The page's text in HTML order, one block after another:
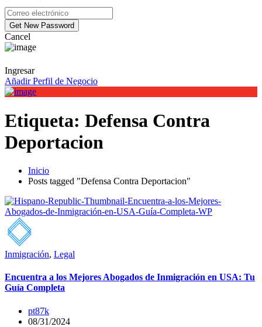
Cancel
Ingresar
Añadir Perfil de Negocio
Etiqueta: Defensa Contra
Deportacion
Inicio
Posts tagged "Defensa Contra Deportacion"
Inmigración, Legal
Encuentra a los Mejores Abogados de Inmigración en USA: Tu
Guía Completa
pt87k
08/31/2024